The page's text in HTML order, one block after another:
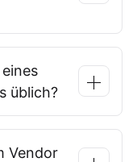
üblich?
Vendor